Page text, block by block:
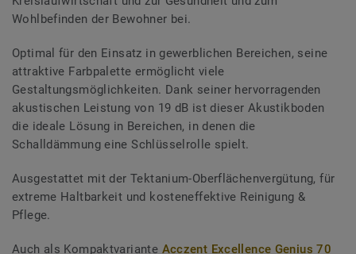
Wohlbefinden der Bewohner bei.
Optimal für den Einsatz in gewerblichen Bereichen, seine
attraktive Farbpalette ermöglicht viele
Gestaltungsmöglichkeiten. Dank seiner hervorragenden
akustischen Leistung von 19 dB ist dieser Akustikboden
die ideale Lösung in Bereichen, in denen die
Schalldämmung eine Schlüsselrolle spielt.
Ausgestattet mit der Tektanium-Oberflächenvergütung, für
extreme Haltbarkeit und kosteneffektive Reinigung &
Pflege.
Auch als Kompaktvariante Acczent Excellence Genius 70